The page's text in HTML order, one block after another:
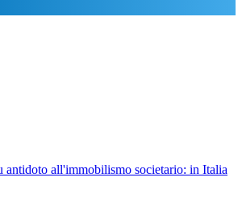
all'immobilismo societario: in Italia